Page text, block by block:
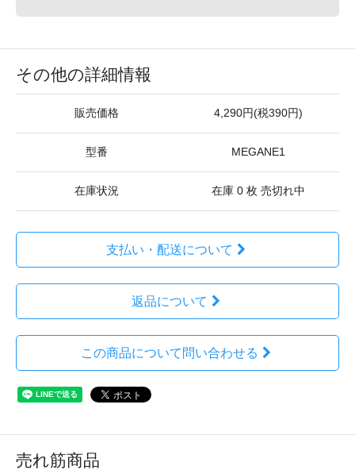
その他の詳細情報
販売価格 4,290円(税390円)
型番 MEGANE1
在庫状況 在庫 0 枚 売切れ中
支払い・配送について
返品について
この商品について問い合わせる
売れ筋商品